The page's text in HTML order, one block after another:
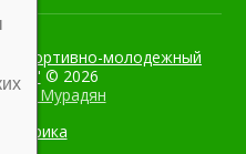
Спортивно-молодежный
меч" © 2026
Мурадян